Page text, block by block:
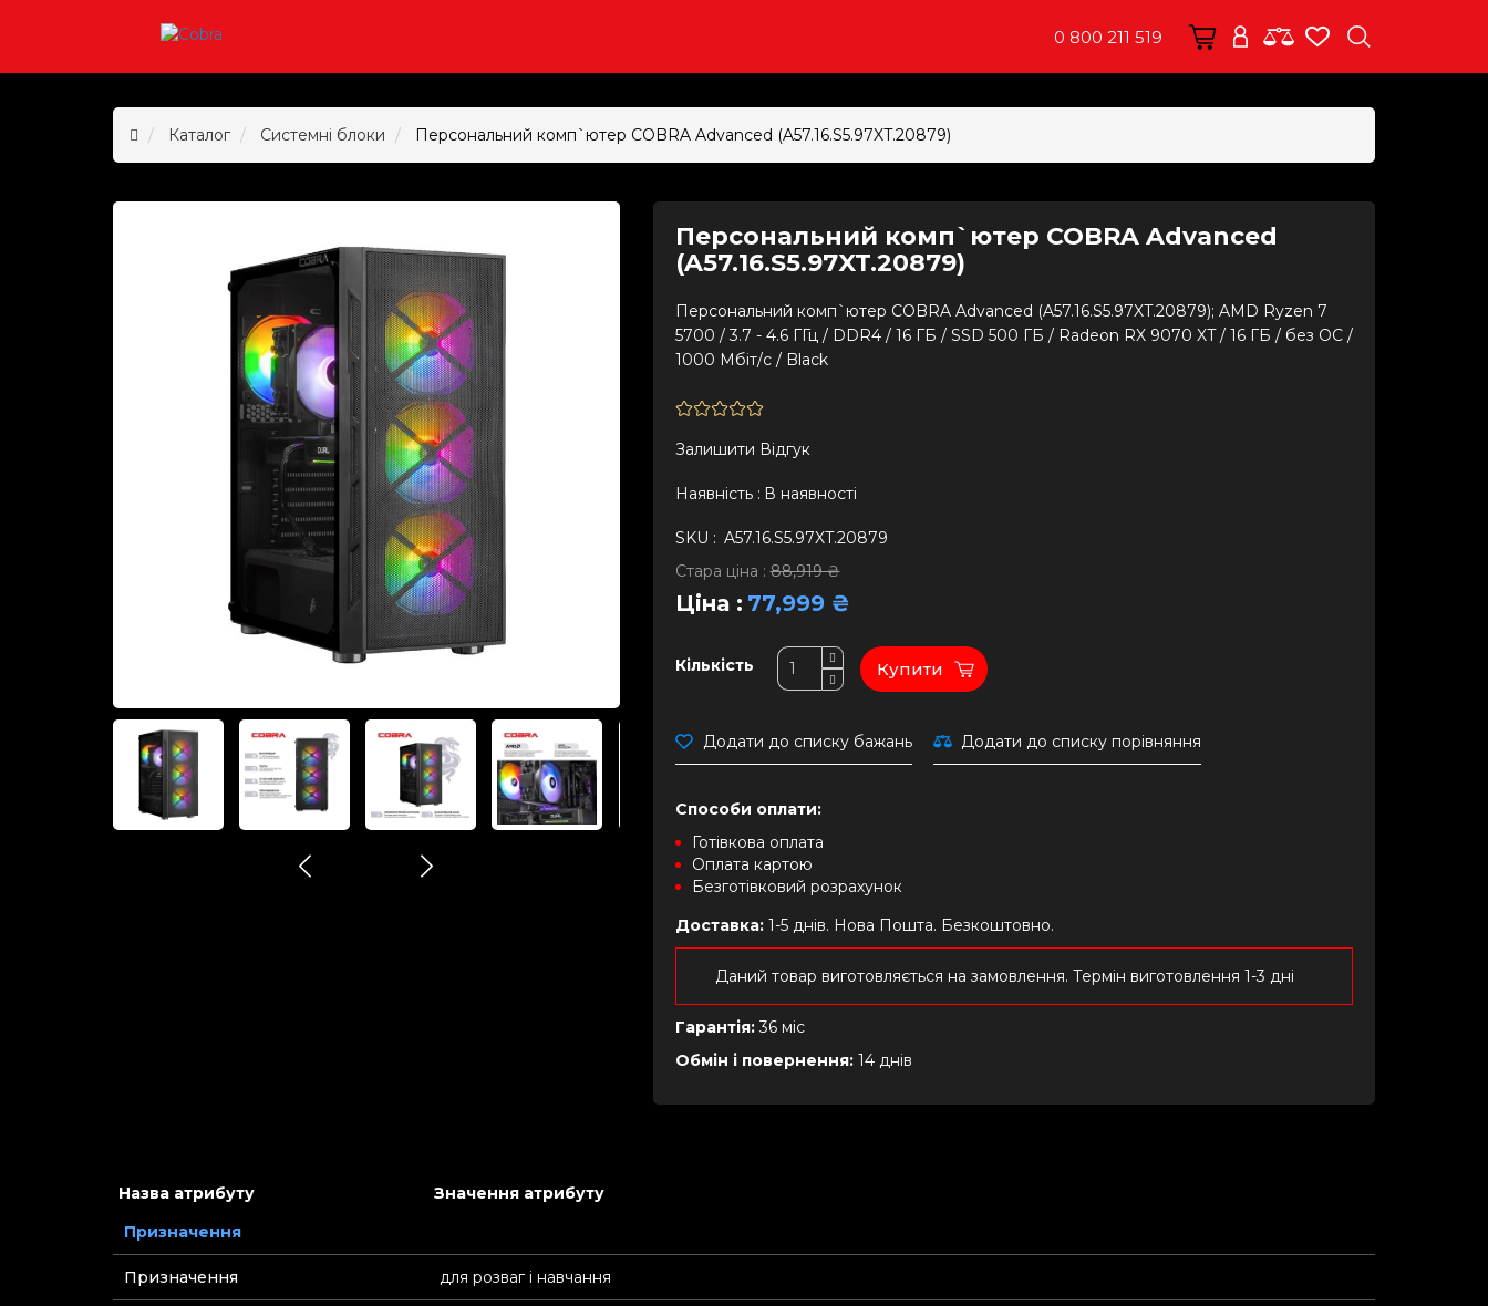
0 800 211 519
Каталог Системні блоки Персональний комп`ютер COBRA Advanced (A57.16.S5.97XT.20879)
Персональний комп`ютер COBRA Advanced
(A57.16.S5.97XT.20879)
Персональний комп`ютер COBRA Advanced (A57.16.S5.97XT.20879); AMD Ryzen 7
5700 / 3.7 - 4.6 ГГц / DDR4 / 16 ГБ / SSD 500 ГБ / Radeon RX 9070 XT / 16 ГБ / без ОС /
1000 Мбіт/с / Black
Залишити Вiдгук
Наявність : В наявності
SKU : A57.16.S5.97XT.20879
Стара ціна : 88,919 ₴
Ціна : 77,999 ₴
Кількість Купити
Додати до списку бажань Додати до списку порівняння
Способи оплати:
Готівкова оплата
Оплата картою
Безготівковий розрахунок
Доставка:1-5 днів. Нова Пошта. Безкоштовно.
Даний товар виготовляється на замовлення. Термін виготовлення 1-3 дні
Гарантія:36 міс
Обмін і повернення: 14 днів
Назва атрибуту
Значення атрибуту
Призначення
Призначення для розваг і навчання